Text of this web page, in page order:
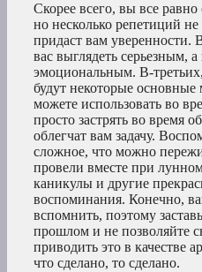
Скорее всего, вы все
но несколько репетиций
придаст вам уверенности.
вас выглядеть серьезным,
эмоциональным. В-
будут некоторые
можете использовать во
просто застрять во время
облегчат вам задачу.
сложное, что можно
провели вместе при
каникулы и другие
воспоминания. Конечно,
вспомнить, поэтому
прошлом и не позволяйте
приводить это в качестве
что сделано, то сделано.